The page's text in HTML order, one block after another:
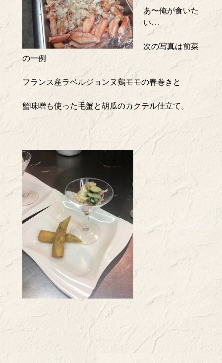
あ〜俺が食いた
い…
次の写真は前菜
の一例
フランス産ラベルジョンヌ鶏モモの春巻きと
蟹味噌も使った毛蟹と胡瓜のカクテル仕立て。